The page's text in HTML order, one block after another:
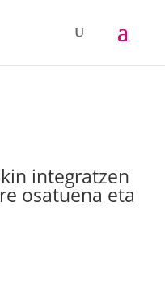
integratzen
osatuena eta